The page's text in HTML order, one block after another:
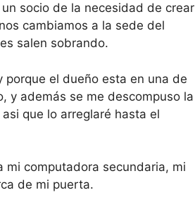
socio de la necesidad de crear
cambiamos a la sede del
salen sobrando.
el dueño esta en una de
y además se me descompuso la
que lo arreglaré hasta el
mi computadora secundaria, mi
de mi puerta.